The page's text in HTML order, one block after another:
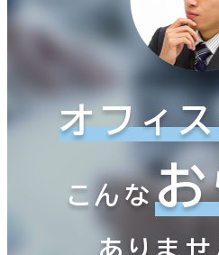
オフィ
こんな
ありま